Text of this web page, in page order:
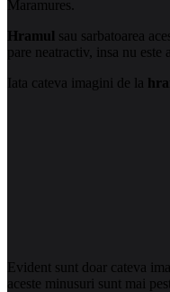
Maramures.
Hramul sau sarbatoarea
pare neatractiv, insa nu este
Iata cateva imagini de la
Evident sunt doar cateva
aceste minusuri sunt mai